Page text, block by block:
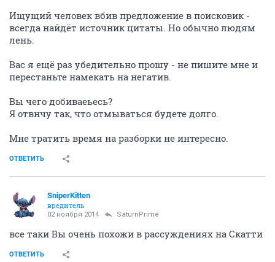
Ищущий человек вбив предложение в поисковик -
всегда найдёт источник цитаты. Но обычно людям
лень.
Вас я ещё раз убедительно прошу - не пишите мне и
перестаньте намекать на негатив.
Вы чего добиваеьесь?
Я отвнчу так, что отмываться будете долго.
Мне тратить время на разборки не интересно.
ОТВЕТИТЬ
SniperKitten
вредитель
02 ноября 2014 SaturnPrime
все таки Вы очень похожи в рассуждениях на Скатти
ОТВЕТИТЬ